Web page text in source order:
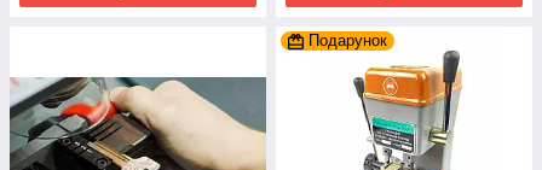
Подарунок